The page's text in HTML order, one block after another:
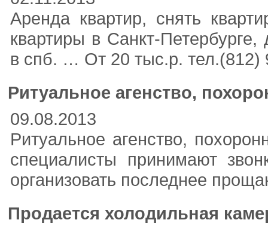
Аренда квартир, снять
квартиры в Санкт-
в спб. … От 20 тыс.р. тел.(812)
Ритуальное агенство,
09.08.2013
Ритуальное агенство,
специалисты принимают
организовать последнее
Продается холодильная